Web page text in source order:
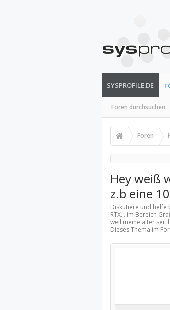
SYSPROFILE.DE
Foren durchsuchen
Foren
Hey weiß
z.b eine
Diskutiere und helfe
RTX... im Bereich
weil meine alter seit
Dieses Thema im